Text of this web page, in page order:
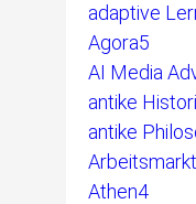
adaptive
Agora5
AI Media
antike
antike
Arbeitsmarkt
Athen4